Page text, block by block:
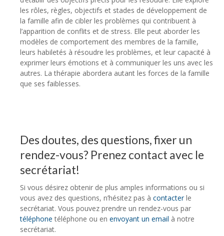
les rôles, règles, objectifs et stades de développement de
la famille afin de cibler les problèmes qui contribuent à
l’apparition de conflits et de stress. Elle peut aborder les
modèles de comportement des membres de la famille,
leurs habiletés à résoudre les problèmes, et leur capacité à
exprimer leurs émotions et à communiquer les uns avec les
autres. La thérapie abordera autant les forces de la famille
que ses faiblesses.
Des doutes, des questions, fixer un
rendez-vous? Prenez contact avec le
secrétariat!
Si vous désirez obtenir de plus amples informations ou si
vous avez des questions, n’hésitez pas à contacterle
secrétariat. Vous pouvez prendre un rendez-vous par
téléphone téléphone ou en envoyant un email à notre
secrétariat.